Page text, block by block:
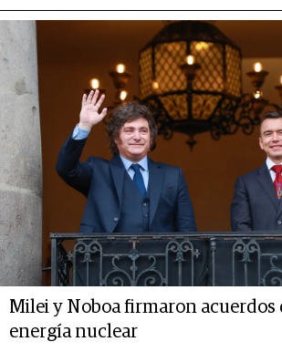
Milei y Noboa firmaron acuerdos
energía nuclear